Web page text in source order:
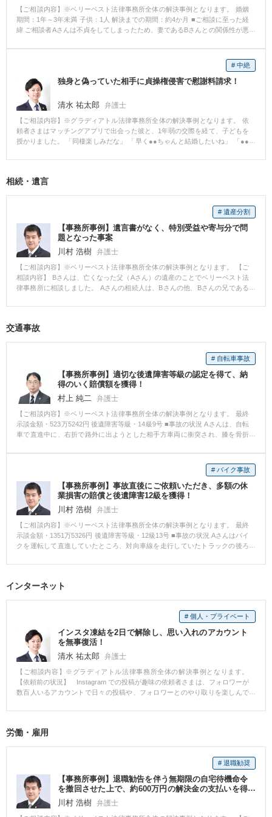
【ご相談内容】※ベリーベスト法律事務所全体の解決事例となります。 婚姻
期間：1年～3年未満 子供：1人 解決までの期間：約4か月 ■ご相談に至った経
緯 ご相談者Aさんは不貞をしてしまったため、妻であるBさんとの関係性が悪
こられました。 ■ご相談内容 Aさんは、Bさんから高額の慰謝料等を請求され
たため、早期に適正な金額を支払って離婚をしたいと当事務所にご相談に来
られました。 ■ベリーベストの対応とその結果 Aさんには十分な資力がなかっ
たことから、慰謝料や財産分与として支払ができる金額がさほどありません
でした。そのため、当事務所の弁護士は、Bさんより高額の慰謝料等を請求さ
れたとしても頑なに拒絶し、適正な金額以上には支払をすることができない
といった交渉をしました。Bさんは、早期に離婚を望んでいたことから、譲歩
をした結果、Aさんは有責配偶者としては低い金額の支払で離婚をすることが
できました。
# 中絶
独身と偽っていた相手に貞操権侵害で慰謝料請求！
清水 祐太郎 弁護士
【ご相談内容】※グラディアトル法律事務所全体の解決事例となります。 依
頼者さまはマッチングアプリで出会った彼と、1年弱の交際を経て、子どもを
授かりました。 「同棲楽しみだな」 「早く●●ちゃんと結婚したいね」 「●●
た二人。 きっと子どもができたことを彼に報告したら、喜んでくれるだろう
と、彼は、凍りついた表情で、「隠しててごめん、実はオレ、嫁も子供もい
たい」「大好き」「関係を修復したい」といった自己中心的な内容のLINEを
連日送ってきました。 そんな彼に裏切られたことに対する慰謝料を請求でき
ないか、またお腹の子どものことも含めて、どうしたらいいのかわからず、
弊所へご相談いただきました。 ご要望としては、 ・彼から見合うだけの慰謝
料をとりたい ・中絶費用も支払わせたい とのことでした。 依頼者さまに相手
方（彼）の情報を確認したところ、携帯電話番号を知っていました。 そこ
で、いきなり内容証明を送るのではなく、弁護士が電話で交渉することを提
案しました。 というのも、内容証明は、自宅宛に送付することになりますの
不貞行為があったことを知られてしまう可能性がでてきます。 これは相手方
明ではなく電話での交渉を行うことで、相手方に配慮している分、「もし電
ます。 なお依頼者さまは、相手方の妻から、数百万円の不貞行為の慰謝料請
求をされるのではないかと不安に思っていました。 しかし、相手方が既婚者
と知ってから、一切肉体関係をもっていないことから、それ以前の肉体関係
については故意・過失がなく、結果として慰謝料請求は認められなくなるの
で大丈夫とお伝えしました。 早速、弁護士が相手方に電話をかけると、「そ
んなことは知らないし、知っていたとしても支払うつもりもない」と言われ
ました。 しかし弁護士が、「わかりました。それでは後ほど内容証明を自宅
に送らせてもらうけど、本当にそれでいいんですね？」と、念押しすると、
をつきつけた結果、相場よりも高額である慰謝料250万円、中絶費用30万円の
を隠していた ・相手との子供を妊娠、中絶 ・「結婚したいね」と告げていた
・依頼者が２０代後半で婚姻適齢期であった ・既婚者にもかかわらず出会い
系アプリをしていた ・既婚と発覚後も好意的な連絡を取ってきた 電話してか
ら１週間ほどのスピード決着で、「依頼して本当によかったです！！」と喜
びの声をいただき、無事解決しました。 【弁護士からのコメント】 貞操権侵
害の慰謝料請求では、大好きな彼に裏切られたショックから、それまでのや
りとりや思い出の品を消したり捨てたりしてしまい、だまされていた証拠が
なくなってしまったことが残念ながら多くあります。 また、勢いあまって当
貞慰謝料を請求されてしまうリスクもなくはありません。 さらに自らで慰謝
めかねられません。 独身であると騙されていたことに気づいた際には、自ら
相続・遺言
# 遺産分割
【事務所事例】遺言書がなく、特別受益や寄与分で問
題となった事案
川村 浩樹 弁護士
【ご相談内容】※ベリーベスト法律事務所全体の解決事例となります。 【ご
相談内容】 Bさんは、亡くなった父（Aさん）の遺産のことでベリーベスト法
律事務所に相談しました。 Aさんの相続人は、Bさんの他、Bさんの兄である
円があります。 Aさんは、Bさんの結婚当時、自宅の建築資金として1500万円
た呉服家業を引き継ぎました。 Aさんは遺言書を残していませんでした。そ
ら多額のお金を受取って甘やかされていただろう。それでもう十分だ。」と
の一点張りでした。Bさんは、兄のCさんとの遺産分割協議に耐えかねて、ど
うすればよいかわからないということでベリーベスト法律事務所に相談にき
ました。 【ベリーベストの対応とその結果】 遺産分割に関する事情を弁護士
が聞くと、Bさんは、「確かに、兄には家業を継いでもらった点では感謝して
います。しかし、兄は代表取締役として十分な報酬を得ていました。一方、
兄は父に対して金銭的な援助をしていたということもありません。むしろ、
父からは『兄の生活費を一部負担してやっている』と聞いていました。」と
別受益と寄与分が問題になりそうですね」と問題点を指摘し、「特別受益と
は、相続人が、亡くなった被相続人から特別な生前贈与や遺贈を受けている
ときの利益をいいます。特別受益があるときは、その利益分を持ち戻したも
のを相続財産とみなします。 また、特別受益を受けた者は、その者の本来の
相続分の中から遺贈や贈与された分を控除した残額をもって相続分を計算し
ます。」 「寄与分とは、共同相続人の中に、被相続人の事業に貢献するなど
して、被相続人の財産の維持や増加に特別の貢献した場合に、この寄与を遺
産分割において考慮し、修正を加える制度です。この場合、まず、被相続人
が相続開始の時にもっていた財産の価額から、寄与分を控除したものを相続
財産とみなします。そして、寄与分がある者の相続分は、相続分に寄与分を
別受益に該当するとしても、兄の寄与分ってそんなに簡単に認められるので
にもよりますが、寄与分といえるためには、①寄与行為の存在によって、被
行為の存在はあるかもしれませんが、代表取締役として正当な対価をこれま
で得ているのですから、②『特別の』寄与であるとはいえず、現時点で分か
っている内容からすれば、裁判所が寄与を簡単に認めるというような事案で
はないと思います。」と回答しました。 弁護士は、Bさんの代理人として、
弁護士の名前で、お兄さんのCさんに対して内容証明郵便を送付し、交渉を開
始しました。 それに対して、Cさんは寄与分を定める審判を申立ててきまし
た。しかしながら、裁判所は最終的にCさんの主張は認めませんでした。 ま
た、弁護士がAさんの遺産について調査したところ、AさんはCさんに対し、
交通事故
# 自転車事故
【事務所事例】適切な後遺障害等級の認定を得て、納
得のいく賠償額を獲得！
村上 純二
弁護士
【ご相談内容】※ベリーベスト法律事務所全体の解決事例となります。 最終
示談金額・523万5242円 後遺障害等級・14級9号 ■事故の状況 Aさんは、自転
車で直進中に、右折で路外に出ようとした相手方車両に衝突され、膝を骨折
されておりましたが、当該事務所の対応にご不満を抱かれ、事務所を変える
ことを検討されておりました。 一通りご相談に乗った後、いくつかの事務所
を回り、最終的に当事務所に決めたとのことで、ご依頼いただきました。 傷
病名：右脛骨高原骨折 ■ご依頼内容 前任の弁護士において、交通事故事案の
処理の流れの把握に不安があったりしたようですので、一通りの流れをご説
明しました。 また、骨折ということもあり頻回の通院ができているわけでは
ないことを気にされておりましたので、適切に対処をすれば特に問題はない
旨お伝えしました。 症状固定の時期に差し掛かっていたようでしたので、後
遺障害の認定の申請手続きについても詳細をお話ししました。 ■ベリーベス
ト法律事務所の対応とその結果 当事務所にご依頼いただいた段階で、既に事
いました。 膝の骨折ではありましたが、癒合は正常にできており、可動域の
制限などはなかったため、神経症状での等級認定を目指しました。 適切な資
料を添付し申請をしたところ、無事14級9号の等級認定が得られました。 そ
の後、認定結果を踏まえて損害の計算を行い、示談交渉に移行しました。 上
記の事故状況であったため、過失相殺を主張される可能性がありましたが、
最終的には100対0を前提に解決することができました。 逸失利益について
は、14級であったこともあり、相手方保険会社も労働能力喪失期間を5年とし
て譲らなかったのですが、その代わりに後遺障害慰謝料や休業損害その他の
項目についてはこちらの提示額満額を飲んでもらう形で調整をしました。 労
働能力喪失期間を争って交渉外の手続きに移行することも検討の余地があり
ましたが、Aさんとしても、最終的な金額や解決までの期間、過失割合が暗転
談の運びとなりました。
# バイク事故
【事務所事例】事故直後にご依頼いただき、多額の休
業損害の賠償と後遺障害12級を獲得！
川村 浩樹 弁護士
【ご相談内容】※ベリーベスト法律事務所全体の解決事例となります。 最終
示談金額・1351万5326円 後遺障害等級・12級13号 ■事故の状況 Aさんはバイ
クを運転して直進していたところ、対向車線を走行していたトラックの後ろ
Aさんのバイクは転倒しました。 その結果、Aさんは右ひじ骨折の傷害を負い
直後から数日間入院し、退院してから1週間程度で当事務所にご相談いただき
かわからないという状況で、Aさんは痛みと不安を抱えた状態でした。 そこ
で、弁護士に依頼をした場合にどういった対応をしてもらえるのかお問い合
わせいただきました。 ■ベリーベスト法律事務所の対応とその結果 Aさんから
相談を受けた弁護士は、①過失割合の交渉、物損額の交渉、治療費や休業損
害の支払いに関する交渉、後遺障害申立て、最終的な賠償額の交渉をすべて
弁護士が代理して行うことができること、②事故直後から弁護士に依頼する
ことで医師の指示のもと適切な治療を受けることができ、症状固定をした後
に後遺障害等級が認定されやすくなること、③弁護士に依頼することで慰謝
に加入していたため、原則弁護士費用の自己負担がないことを説明しまし
始しました。 その結果、すぐに保険会社は治療費を病院に直接支払う旨約束
の仕事に復職することができないでいました。 事故から半年ほど経過した
頃、相手方保険会社は休業損害の支払いをストップするという交渉をしてき
ました。 そこで弁護士は、Aさんの主治医から休業が必要である旨の診断書
を取得するようにAさんにアドバイスをし、職場からも出勤停止を指示する書
面を発行してもらいました。 その結果、保険会社は休業損害の支払いを継続
するよう方針を変更し、最終的には1年間以上も休業損害の支払いを受けるこ
インターネット
# 個人・プライベート
インスタ凍結を2日で解除し、思い入れのアカウント
を無事復活！
清水 祐太郎
弁護士
【ご相談内容】※グラディアトル法律事務所全体の解決事例となります。
【依頼前の状況】 Instagram での投稿が趣味の依頼者さまは、フォロワーが
数百人いるアカウントで日々の投稿や、フォロワーとのやり取りを楽しんで
たとの通知が。 凍結されるような投稿やフォロワーとのやり取りを行った覚
せんでした。 すぐにInstagramの問い合わせフォームから、凍結の解除を要求
の思い出がつまっていて、また、Instagramでのみやり取りをしている友人も
多くいました。 このまま使えなくなることは何としても避けたく、どうにか
方法はないかとInstagramの凍結解除についてネットで検索し、弊所にご相談
いただきました。 【依頼後の結果】 弁護士は、Instagramの運営元である海
外の本社と日本の支社の両方に対し、弁護士が代理人として書面を送付する
労働・雇用
# 退職勧奨
【事務所事例】退職勧告を伴う無期限の自宅待機命令
を撤回させた上で、約600万円の解決金の支払いを得
て退職
川村 浩樹 弁護士